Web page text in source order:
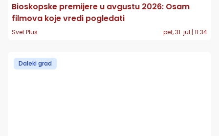
Bioskopske premijere u avgustu 2026: Osam
filmova koje vredi pogledati
Svet Plus pet, 31. jul | 11:34
Daleki grad